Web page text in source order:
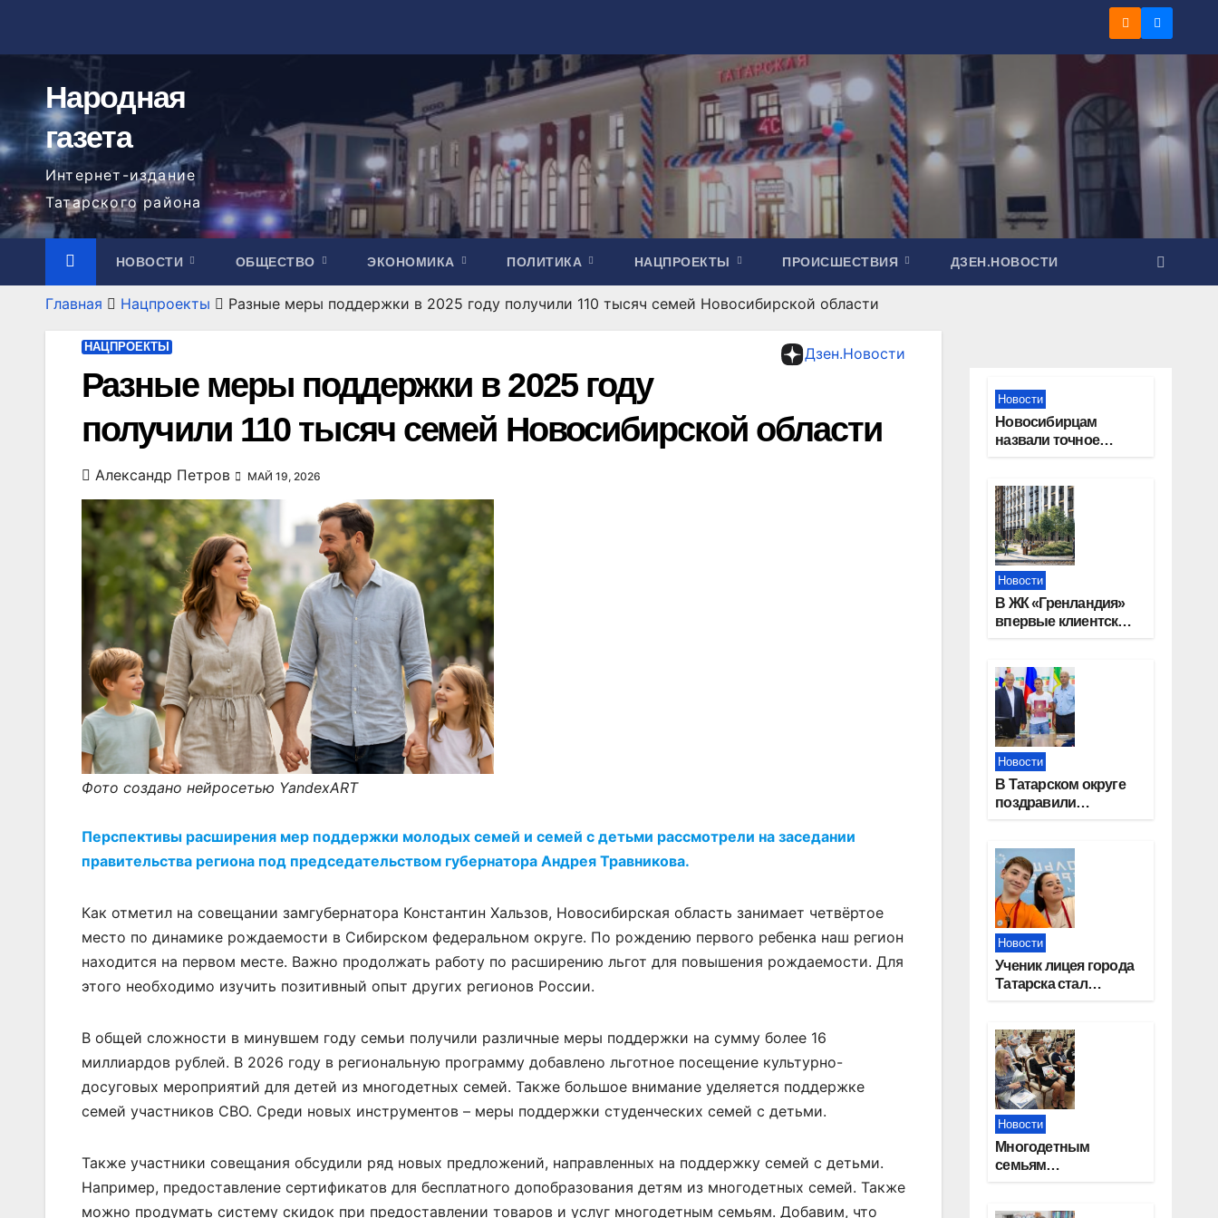
содержимому
Народная
газета
Интернет-издание
Татарского района
НОВОСТИ ОБЩЕСТВО ЭКОНОМИКА ПОЛИТИКА НАЦПРОЕКТЫ ПРОИСШЕСТВИЯ ДЗЕН.НОВОСТИ
Главная Нацпроекты Разные меры поддержки в 2025 году получили 110 тысяч семей Новосибирской области
Дзен.Новости
НАЦПРОЕКТЫ
Разные меры поддержки в 2025 году
получили 110 тысяч семей Новосибирской области
Александр Петров МАЙ 19, 2026
Фото создано нейросетью YandexART
Перспективы расширения мер поддержки молодых семей и семей с детьми рассмотрели на заседании
правительства региона под председательством губернатора Андрея Травникова.
Как отметил на совещании замгубернатора Константин Хальзов, Новосибирская область занимает четвёртое
место по динамике рождаемости в Сибирском федеральном округе. По рождению первого ребенка наш регион
находится на первом месте. Важно продолжать работу по расширению льгот для повышения рождаемости. Для
этого необходимо изучить позитивный опыт других регионов России.
В общей сложности в минувшем году семьи получили различные меры поддержки на сумму более 16
миллиардов рублей. В 2026 году в региональную программу добавлено льготное посещение культурно-
досуговых мероприятий для детей из многодетных семей. Также большое внимание уделяется поддержке
семей участников СВО. Среди новых инструментов – меры поддержки студенческих семей с детьми.
Также участники совещания обсудили ряд новых предложений, направленных на поддержку семей с детьми.
Например, предоставление сертификатов для бесплатного допобразования детям из многодетных семей. Также
можно продумать систему скидок при предоставлении товаров и услуг многодетным семьям. Добавим, что
Новости
Новосибирцам
назвали точное
праздники в 2027
году
Новости
В ЖК «Гренландия»
впервые клиентские
группы компаний
«СОЮЗ»
Новости
В Татарском округе
поздравили
отрасли
Новости
Ученик лицея города
Татарска стал
Новости
Многодетным
семьям